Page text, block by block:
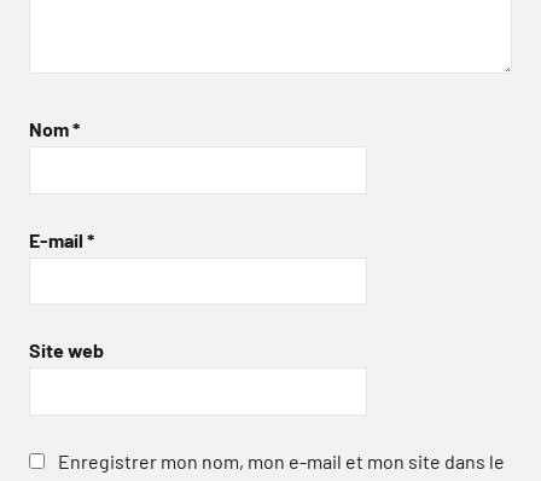
Nom*
E-mail *
Site web
Enregistrer mon nom, mon e-mail et mon site dans le